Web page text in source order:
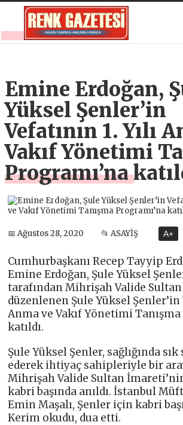
Emine Erdoğan,
Yüksel Şenler’in
Vefatının 1. Yılı
Vakıf Yönetimi
Programı’na
📅 Ağustos 28, 2020 📂 ASAYİŞ A+
Cumhurbaşkanı Recep Tayyip
Emine Erdoğan, Şule Yüksel
tarafından Mihrişah Valide
düzenlenen Şule Yüksel Şenler’in
Anma ve Vakıf Yönetimi Tanışma
katıldı.
Şule Yüksel Şenler, sağlığında
ederek ihtiyaç sahipleriyle bir
Mihrişah Valide Sultan
kabri başında anıldı. İstanbul
Emin Maşalı, Şenler için kabri
Kerim okudu, dua etti.